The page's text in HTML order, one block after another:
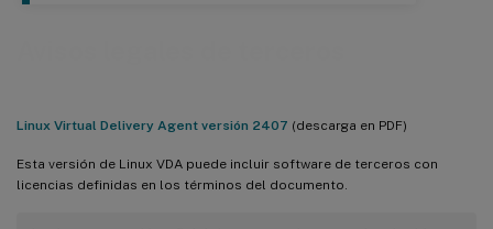
Linux Virtual Delivery Agent versión 2407 (descarga en PDF)
Esta versión de Linux VDA puede incluir software de terceros con
licencias definidas en los términos del documento.